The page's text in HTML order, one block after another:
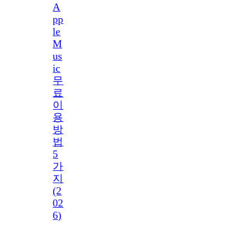
A
pp
le
M
us
ic
무
료
이
용
방
법
5
가
지
(2
02
6)